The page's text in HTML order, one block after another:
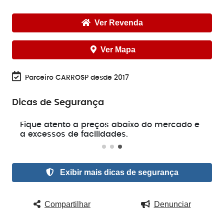
Ver Revenda
Ver Mapa
Parceiro CARROSP desde 2017
Dicas de Segurança
Fique atento a preços abaixo do mercado e
a excessos de facilidades.
Exibir mais dicas de segurança
Compartilhar Denunciar